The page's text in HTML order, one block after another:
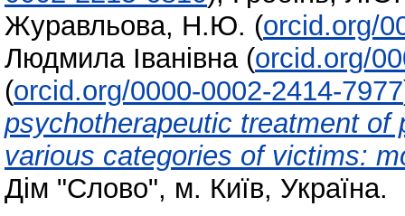
Журавльова, Н.Ю. (orcid.org/
Людмила Іванівна (orcid.org/
(orcid.org/0000-0002-2414-7977
psychotherapeutic treatment
various categories of victims:
Дім "Слово", м. Київ, Україна.